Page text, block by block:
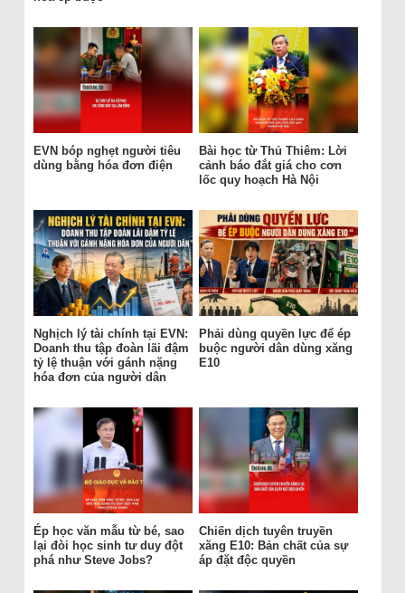
EVN bóp nghẹt người tiêu
dùng bằng hóa đơn điện
Bài học từ Thủ Thiêm: Lời
cảnh báo đắt giá cho cơn
lốc quy hoạch Hà Nội
Nghịch lý tài chính tại EVN:
Doanh thu tập đoàn lãi đậm
tỷ lệ thuận với gánh nặng
hóa đơn của người dân
Phải dùng quyền lực để ép
buộc người dân dùng xăng
E10
Ép học văn mẫu từ bé, sao
lại đòi học sinh tư duy đột
phá như Steve Jobs?
Chiến dịch tuyên truyền
xăng E10: Bản chất của sự
áp đặt độc quyền